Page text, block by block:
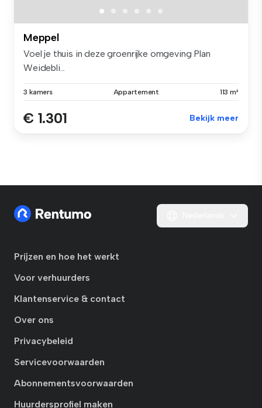
Meppel
Voel je thuis in deze groenrijke omgeving Plan
Weidebli...
3 kamers Appartement 113 m²
€ 1.301 Bekijk meer
Prijzen en hoe het werkt
Voor verhuurders
Klantenservice & contact
Over ons
Privacybeleid
Servicevoorwaarden
Abonnementsvoorwaarden
Huurdersprofiel maken